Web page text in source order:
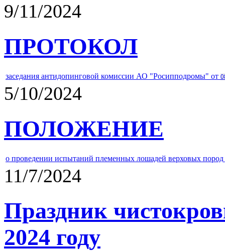
9/11/2024
ПРОТОКОЛ
заседания антидопинговой комиссии АО "Росипподромы" от
5/10/2024
ПОЛОЖЕНИЕ
о проведении испытаний племенных лошадей верховых
11/7/2024
Праздник
2024 году